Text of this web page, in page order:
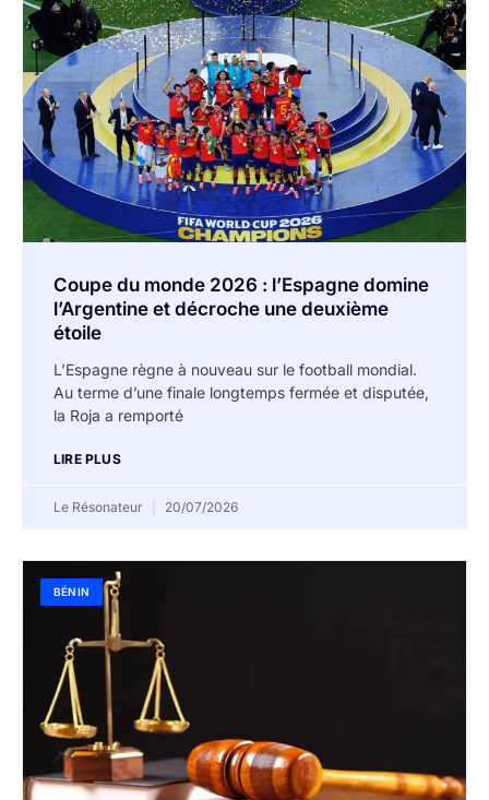
Coupe du monde 2026 : l’Espagne domine
l’Argentine et décroche une deuxième
étoile
L’Espagne règne à nouveau sur le football mondial.
Au terme d’une finale longtemps fermée et disputée,
la Roja a remporté
LIRE PLUS
Le Résonateur 20/07/2026
BÉNIN